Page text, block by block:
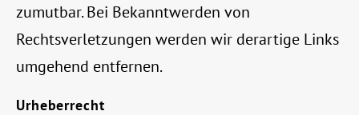
zumutbar. Bei Bekanntwerden von
Rechtsverletzungen werden wir derartige Links
umgehend entfernen.
Urheberrecht